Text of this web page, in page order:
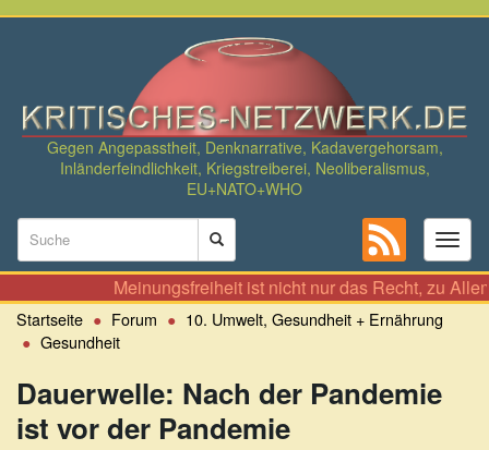
Direkt
Gegen Angepasstheit, Denknarrative, Kadavergehorsam,
Inländerfeindlichkeit, Kriegstreiberei, Neoliberalismus,
EU+NATO+WHO
Suchformular
Suche
Meinungsfreiheit ist nicht nur das Recht, zu Allem
Startseite Forum
10. Umwelt, Gesundheit + Ernährung
Gesundheit
Dauerwelle: Nach der Pandemie
ist vor der Pandemie